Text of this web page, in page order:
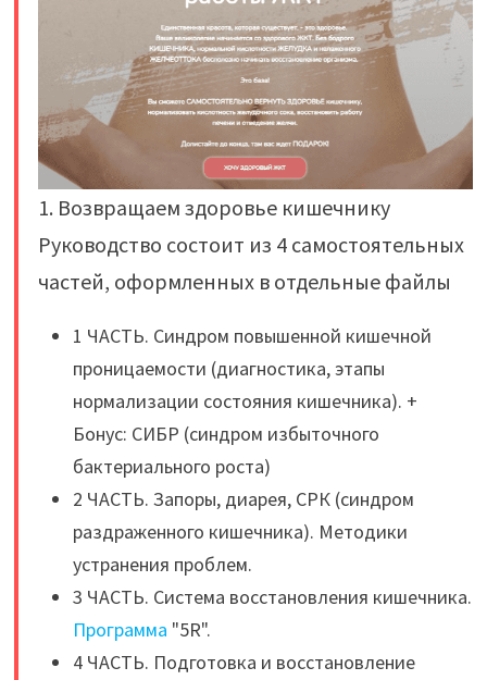
1. Возвращаем здоровье кишечнику
Руководство состоит из 4 самостоятельных
частей, оформленных в отдельные файлы
1 ЧАСТЬ. Синдром повышенной кишечной
проницаемости (диагностика, этапы
нормализации состояния кишечника). +
Бонус: СИБР (синдром избыточного
бактериального роста)
2 ЧАСТЬ. Запоры, диарея, СРК (синдром
раздраженного кишечника). Методики
устранения проблем.
3 ЧАСТЬ. Система восстановления кишечника.
Программа "5R".
4 ЧАСТЬ. Подготовка и восстановление